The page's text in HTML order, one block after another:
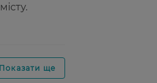
Показати ще